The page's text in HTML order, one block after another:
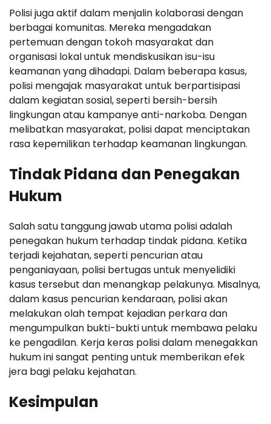
Polisi juga aktif dalam menjalin kolaborasi dengan
berbagai komunitas. Mereka mengadakan
pertemuan dengan tokoh masyarakat dan
organisasi lokal untuk mendiskusikan isu-isu
keamanan yang dihadapi. Dalam beberapa kasus,
polisi mengajak masyarakat untuk berpartisipasi
dalam kegiatan sosial, seperti bersih-bersih
lingkungan atau kampanye anti-narkoba. Dengan
melibatkan masyarakat, polisi dapat menciptakan
rasa kepemilikan terhadap keamanan lingkungan.
Tindak Pidana dan Penegakan
Hukum
Salah satu tanggung jawab utama polisi adalah
penegakan hukum terhadap tindak pidana. Ketika
terjadi kejahatan, seperti pencurian atau
penganiayaan, polisi bertugas untuk menyelidiki
kasus tersebut dan menangkap pelakunya. Misalnya,
dalam kasus pencurian kendaraan, polisi akan
melakukan olah tempat kejadian perkara dan
mengumpulkan bukti-bukti untuk membawa pelaku
ke pengadilan. Kerja keras polisi dalam menegakkan
hukum ini sangat penting untuk memberikan efek
jera bagi pelaku kejahatan.
Kesimpulan